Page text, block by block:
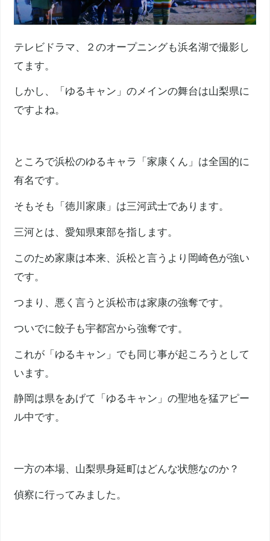
テレビドラマ、２のオープニングも浜名湖で撮影し
てます。
しかし、「ゆるキャン」のメインの舞台は山梨県に
ですよね。
ところで浜松のゆるキャラ「家康くん」は全国的に
有名です。
そもそも「徳川家康」は三河武士であります。
三河とは、愛知県東部を指します。
このため家康は本来、浜松と言うより岡崎色が強い
です。
つまり、悪く言うと浜松市は家康の強奪です。
ついでに餃子も宇都宮から強奪です。
これが「ゆるキャン」でも同じ事が起ころうとして
います。
静岡は県をあげて「ゆるキャン」の聖地を猛アピー
ル中です。
一方の本場、山梨県身延町はどんな状態なのか？
偵察に行ってみました。